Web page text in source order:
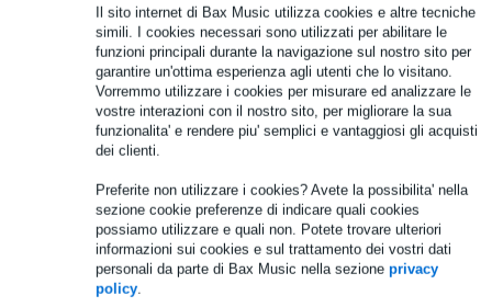
Il sito internet di Bax Music utilizza cookies e altre tecniche
simili. I cookies necessari sono utilizzati per abilitare le
funzioni principali durante la navigazione sul nostro sito per
garantire un'ottima esperienza agli utenti che lo visitano.
Vorremmo utilizzare i cookies per misurare ed analizzare le
vostre interazioni con il nostro sito, per migliorare la sua
funzionalita' e rendere piu' semplici e vantaggiosi gli acquisti
dei clienti.
Preferite non utilizzare i cookies? Avete la possibilita' nella
sezione cookie preferenze di indicare quali cookies
possiamo utilizzare e quali non. Potete trovare ulteriori
informazioni sui cookies e sul trattamento dei vostri dati
personali da parte di Bax Music nella sezione privacy
policy.
Vedi anche (2)